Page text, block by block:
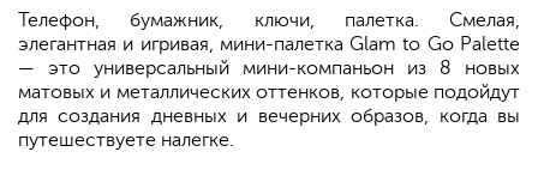
Телефон, бумажник, ключи, палетка. Смелая,
элегантная и игривая, мини-палетка Glam to Go Palette
— это универсальный мини-компаньон из 8 новых
матовых и металлических оттенков, которые подойдут
для создания дневных и вечерних образов, когда вы
путешествуете налегке.